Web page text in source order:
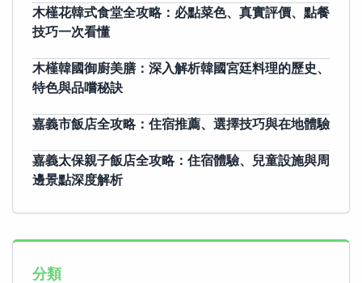
木槿花韓式食堂全攻略：必點菜色、真實評價、點餐
技巧一次看懂
木槿韓國御廚美膳：深入解析韓國宮廷料理的歷史、
特色與品嚐秘訣
嘉義市飯店全攻略：住宿推薦、選擇技巧與在地體驗
嘉義太保親子飯店全攻略：住宿體驗、兒童設施與周
邊景點深度解析
分類